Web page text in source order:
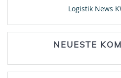
Logistik News
NEUESTE